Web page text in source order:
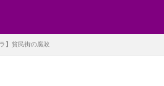
】貧民街の腐敗